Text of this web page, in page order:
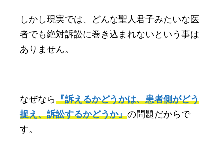
しかし現実では、どんな聖人君子みたいな医
者でも絶対訴訟に巻き込まれないという事は
ありません。
なぜなら『訴えるかどうかは、患者側がどう
捉え、訴訟するかどうか』の問題だからで
す。